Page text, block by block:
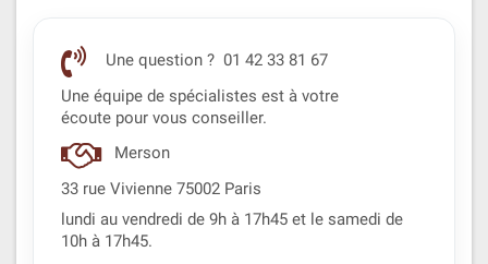
Une question ? 01 42 33 81 67
Une équipe de spécialistes est à votre
écoute pour vous conseiller.
Merson
33 rue Vivienne 75002 Paris
lundi au vendredi de 9h à 17h45 et le samedi de
10h à 17h45.